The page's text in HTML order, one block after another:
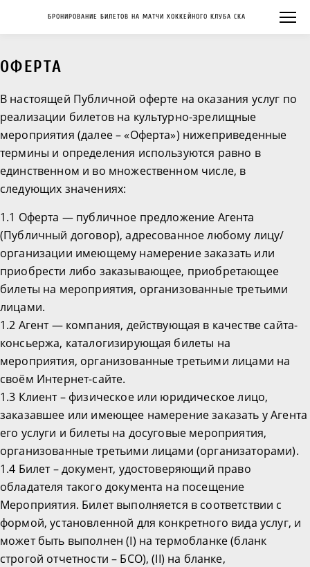
БРОНИРОВАНИЕ БИЛЕТОВ НА МАТЧИ ХОККЕЙНОГО КЛУБА СКА
ОФЕРТА
В настоящей Публичной оферте на оказания услуг по
реализации билетов на культурно-зрелищные
мероприятия (далее – «Оферта») нижеприведенные
термины и определения используются равно в
единственном и во множественном числе, в
следующих значениях:
1.1 Оферта — публичное предложение Агента
(Публичный договор), адресованное любому лицу/
организации имеющему намерение заказать или
приобрести либо заказывающее, приобретающее
билеты на мероприятия, организованные третьими
лицами.
1.2 Агент — компания, действующая в качестве сайта-
консьержа, каталогизирующая билеты на
мероприятия, организованные третьими лицами на
своём Интернет-сайте.
1.3 Клиент – физическое или юридическое лицо,
заказавшее или имеющее намерение заказать у Агента
его услуги и билеты на досуговые мероприятия,
организованные третьими лицами (организаторами).
1.4 Билет – документ, удостоверяющий право
обладателя такого документа на посещение
Мероприятия. Билет выполняется в соответствии с
формой, установленной для конкретного вида услуг, и
может быть выполнен (I) на термобланке (бланк
строгой отчетности – БСО), (II) на бланке,